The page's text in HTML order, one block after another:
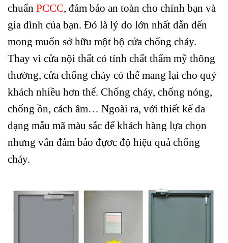
chuẩn PCCC, đảm bảo an toàn cho chính bạn và
gia đình của bạn. Đó là lý do lớn nhất dẫn đến
mong muốn sở hữu một bộ cửa chống cháy.
Thay vì cửa nội thất có tính chất thẩm mỹ thông
thường, cửa chống cháy có thể mang lại cho quý
khách nhiều hơn thế. Chống cháy, chống nóng,
chống ồn, cách âm… Ngoài ra, với thiết kế đa
dạng mẫu mã màu sắc để khách hàng lựa chọn
nhưng vẫn đảm bảo đựơc độ hiệu quả chống
cháy.